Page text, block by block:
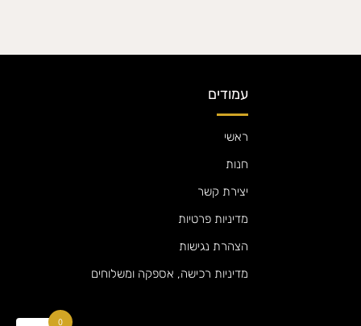
עמודים
ראשי
חנות
יצירת קשר
מדיניות פרטיות
הצהרת נגישות
מדיניות רכישה, אספקה ומשלוחים
0